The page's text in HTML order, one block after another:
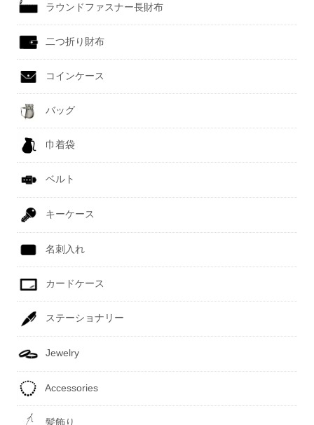
ラウンドファスナー長財布
二つ折り財布
コインケース
バッグ
巾着袋
ベルト
キーケース
名刺入れ
カードケース
ステーショナリー
Jewelry
Accessories
髪飾り